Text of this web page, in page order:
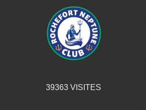
39363VISITES